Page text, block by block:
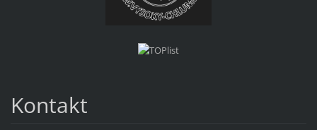
Kontakt